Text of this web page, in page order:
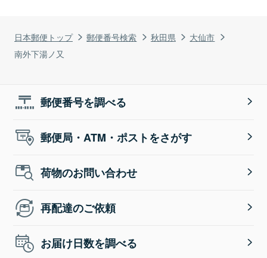
日本郵便トップ 郵便番号検索 秋田県
大仙市
南外下湯ノ又
郵便番号を調べる
郵便局・ATM・ポストをさがす
荷物のお問い合わせ
再配達のご依頼
お届け日数を調べる